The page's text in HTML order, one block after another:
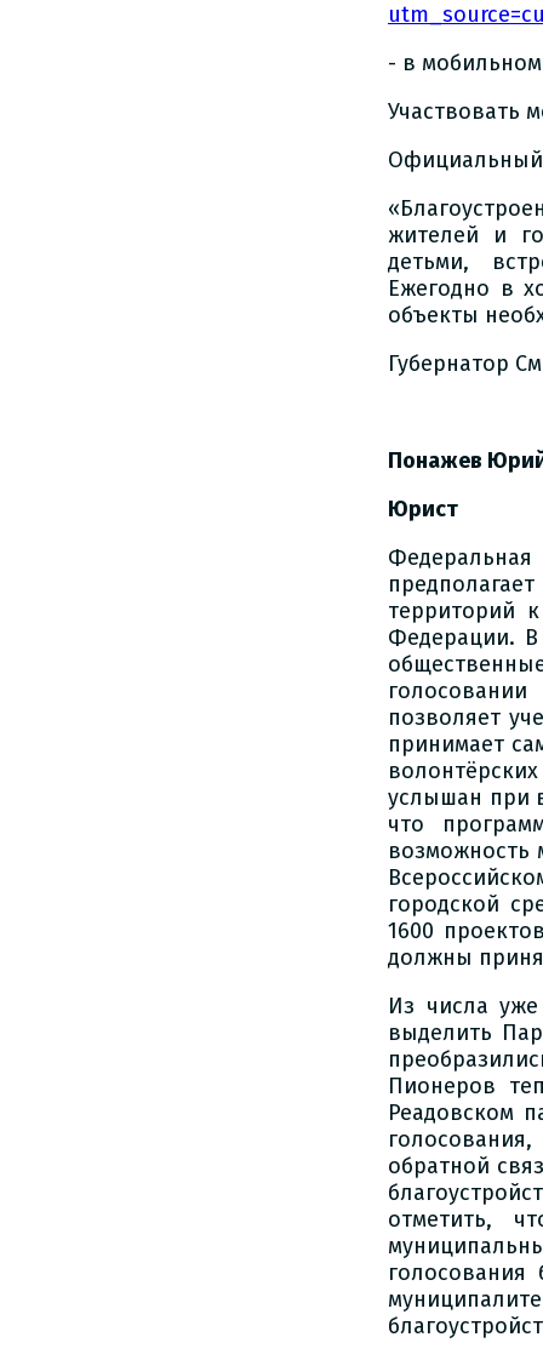
- в
Участвовать
жителей и
детьми,
Ежегодно в
объекты
Губернатор
Понажев
Юрист
Федеральная
территорий
Федерации.
позволяет
принимает
услышан при
что
возможность
городской
1600
должны
Из числа
выделить
Пионеров
Реадовском
обратной
отметить,